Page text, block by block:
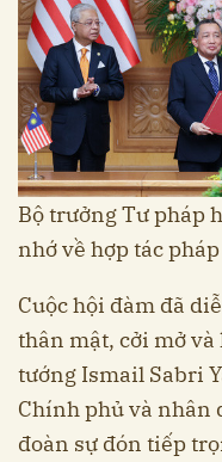
Bộ trưởng Tư pháp
nhớ về hợp tác
Cuộc hội đàm đã
thân mật, cởi mở
tướng Ismail Sabri
Chính phủ và nhân
đoàn sự đón tiếp